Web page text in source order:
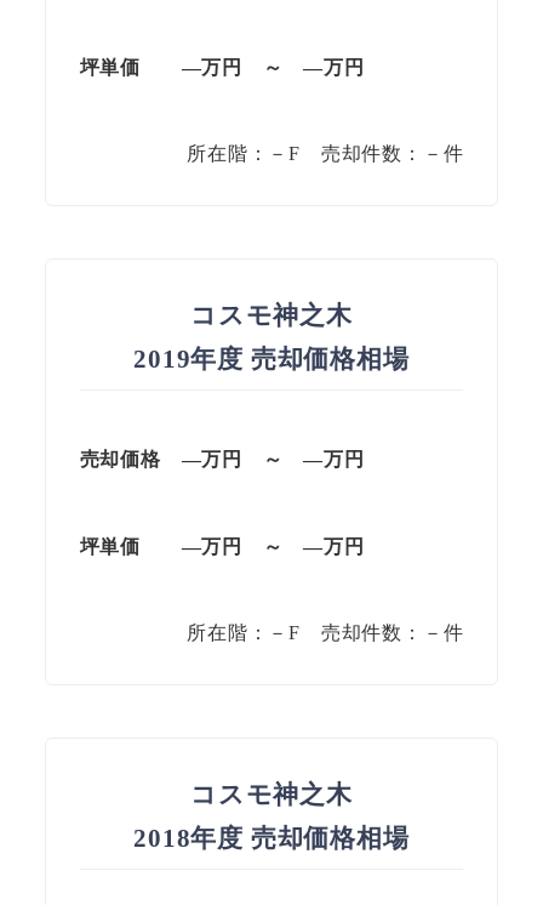
坪単価 —万円 ～—万円
所在階：－F 売却件数：－件
コスモ神之木
2019年度 売却価格相場
売却価格 —万円 ～—万円
坪単価 —万円 ～—万円
所在階：－F 売却件数：－件
コスモ神之木
2018年度 売却価格相場